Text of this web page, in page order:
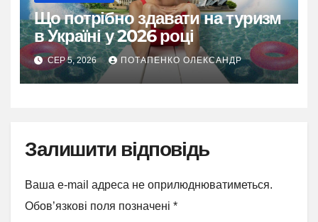
Що потрібно здавати на туризм
в Україні у 2026 році
СЕР 5, 2026 ПОТАПЕНКО ОЛЕКСАНДР
Залишити відповідь
Ваша e-mail адреса не оприлюднюватиметься.
Обов’язкові поля позначені *